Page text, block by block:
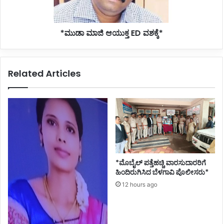
*ಮುಡಾ ಮಾಜಿ ಆಯುಕ್ತ ED ವಶಕ್ಕೆ*
Related Articles
*ಮೊಬೈಲ್ ಪತ್ತೆಹಚ್ಚಿ ವಾರಸುದಾರರಿಗೆ
ಹಿಂದಿರುಗಿಸಿದ ಬೆಳಗಾವಿ ಪೊಲೀಸರು*
12 hours ago